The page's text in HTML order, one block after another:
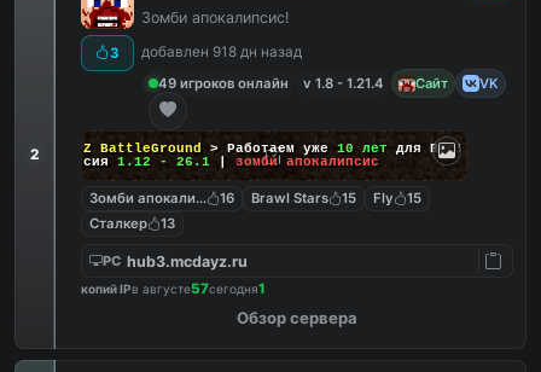
2
3
Зомби апокалипсис!
добавлен 918 дн назад
49 игроков онлайн
v 1.8 - 1.21.4 Сайт VK
DayZ BattleGround > Работаем уже 10 лет для Вас!
Версия 1.12 - 26.1 | зомби апокалипсис
Зомби апокалипсис16 Brawl Stars 15 Fly
15
Сталкер
13
PC hub3.mcdayz.ru
копий IPв августе57сегодня1
Обзор сервера